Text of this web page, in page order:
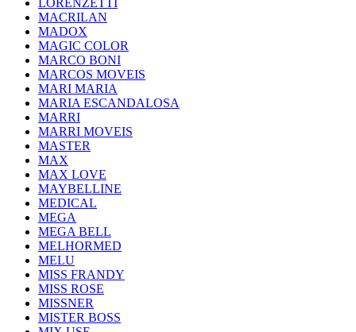
MACRILAN
MADOX
MAGIC COLOR
MARCO BONI
MARCOS MOVEIS
MARI MARIA
MARIA ESCANDALOSA
MARRI
MARRI MOVEIS
MASTER
MAX
MAX LOVE
MAYBELLINE
MEDICAL
MEGA
MEGA BELL
MELHORMED
MELU
MISS FRANDY
MISS ROSE
MISSNER
MISTER BOSS